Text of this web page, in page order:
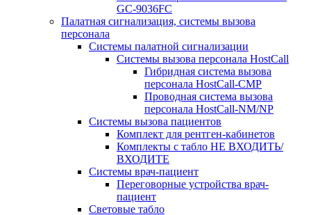
GC-9036FC
Палатная сигнализация, системы вызова
персонала
Системы палатной сигнализации
Системы вызова персонала HostCall
Гибридная система вызова
персонала HostCall-CMP
Проводная система вызова
персонала HostCall-NM/NP
Системы вызова пациентов
Комплект для рентген-кабинетов
Комплекты с табло НЕ ВХОДИТЬ/
ВХОДИТЕ
Системы врач-пациент
Переговорные устройства врач-
пациент
Световые табло